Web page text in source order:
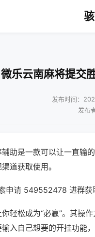
乐云南麻将提交
发布时间：
发布
助是一款可以让一直输
道获取使用。
申请 549552478 进群获
轻松成为“必赢”。其操
入自己想要的开挂功能